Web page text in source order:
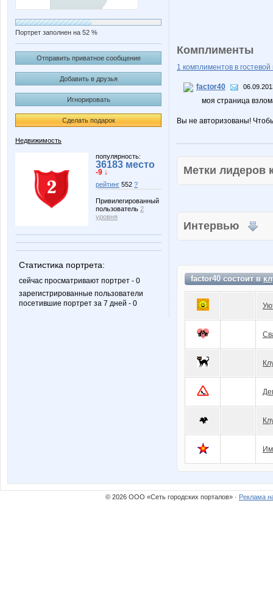
Портрет заполнен на 52 %
Отправить приватное сообщение
Добавить в друзья
Игнорировать
Сделать подарок
Недвижимость
популярность:
36183 место
-9 ↓
рейтинг 552 ?
Привилегированный
пользователь 2
уровня
Статистика портрета:
сейчас просматривают портрет - 0
зарегистрированные пользователи
посетившие портрет за 7 дней - 0
Комплименты
1 комплиментов в гостевой
factor40
моя страница
Вы не авторизованы!
Метки
Интервью
factor40 состоит в
© 2026 ООО «Сеть городских порталов» · Реклама